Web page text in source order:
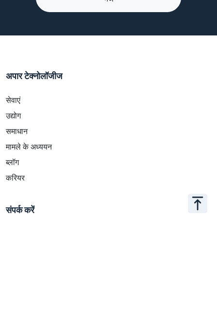
अपार टेक्नोलॉजीज
सेवाएं
उद्योग
समाधान
मामले के अध्ययन
ब्लॉग
करियर
संपर्क करें